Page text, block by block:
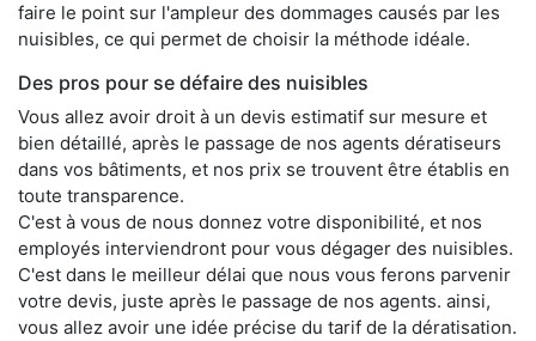
faire le point sur l'ampleur des dommages causés par les
nuisibles, ce qui permet de choisir la méthode idéale.
Des pros pour se défaire des nuisibles
Vous allez avoir droit à un devis estimatif sur mesure et
bien détaillé, après le passage de nos agents dératiseurs
dans vos bâtiments, et nos prix se trouvent être établis en
toute transparence.
C'est à vous de nous donnez votre disponibilité, et nos
employés interviendront pour vous dégager des nuisibles.
C'est dans le meilleur délai que nous vous ferons parvenir
votre devis, juste après le passage de nos agents. ainsi,
vous allez avoir une idée précise du tarif de la dératisation.